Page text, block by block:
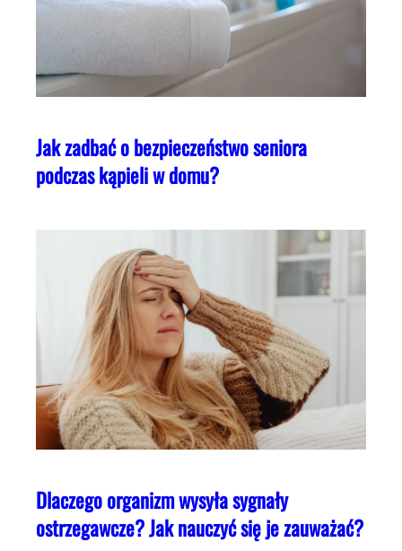
Jak zadbać o bezpieczeństwo seniora
podczas kąpieli w domu?
Dlaczego organizm wysyła sygnały
ostrzegawcze? Jak nauczyć się je zauważać?